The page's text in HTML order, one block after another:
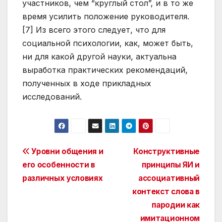
участников, чем “круглый стол”, и в то же
время усилить положение руководителя.
[7] Из всего этого следует, что для
социальной психологии, как, может быть,
ни для какой другой науки, актуальна
выработка практических рекомендаций,
полученных в ходе прикладных
исследований.
Post
navigation
Конструктивные
принципы ЯИ и
ассоциативный
контекст слова в
пародии как
имитационном
Уровни общения и
его особенности в
различных условиях